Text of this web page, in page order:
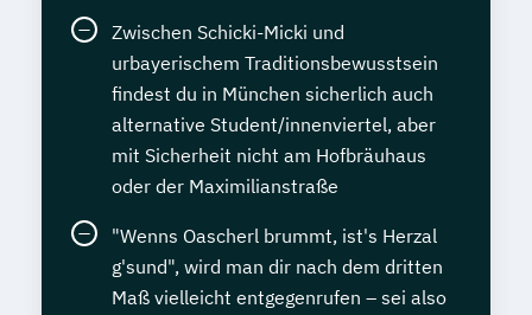
Zwischen Schicki-Micki und
urbayerischem Traditionsbewusstsein
findest du in München sicherlich auch
alternative Student/innenviertel, aber
mit Sicherheit nicht am Hofbräuhaus
oder der Maximilianstraße
"Wenns Oascherl brummt, ist's Herzal
g'sund", wird man dir nach dem dritten
Maß vielleicht entgegenrufen – sei also